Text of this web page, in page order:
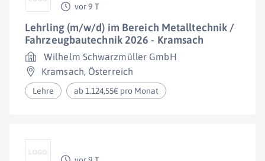
vor 9 T
Lehrling (m/w/d) im Bereich Metalltechnik /
Fahrzeugbautechnik 2026 - Kramsach
Wilhelm Schwarzmüller GmbH
Kramsach, Österreich
Lehre ab 1.124,55€ pro Monat